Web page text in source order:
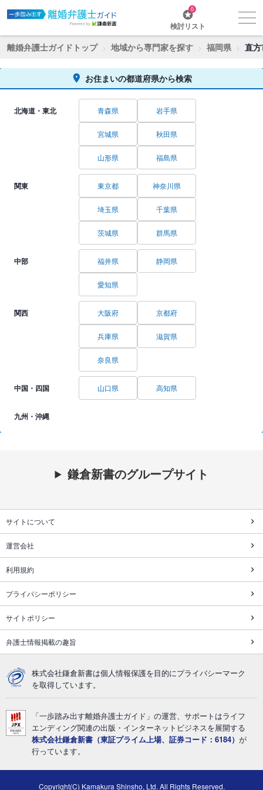
0
検討リスト
離婚弁護士ガイドトップ 地域から専門家を探す 福岡県 直
お住まいの都道府県から検索
北海道・東北 青森県 岩手県
宮城県 秋田県
山形県 福島県
関東 東京都 神奈川県
埼玉県 千葉県
茨城県 群馬県
中部 福井県 静岡県
愛知県
関西 大阪府 京都府
兵庫県 滋賀県
奈良県
中国・四国 山口県 高知県
九州・沖縄
鎌倉新書のグループサイト
サイトについて
運営会社
利用規約
プライバシーポリシー
サイトポリシー
弁護士情報掲載の趣旨
株式会社鎌倉新書は個人情報保護を目的にプライバシーマーク
を取得しています。
「一歩踏み出す離婚弁護士ガイド」の運営、サポートはライフ
エンディング関連の出版・インターネットビジネスを展開する
株式会社鎌倉新書（東証プライム上場、証券コード：6184） が
行っています。
Copyright(C) Kamakura Shinsho, Ltd. All Rights Reserved.